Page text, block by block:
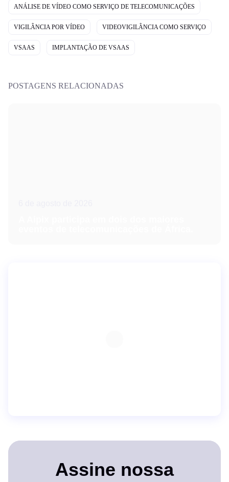
ANÁLISE DE VÍDEO COMO SERVIÇO DE TELECOMUNICAÇÕES
VIGILÂNCIA POR VÍDEO VIDEOVIGILÂNCIA COMO SERVIÇO
VSAAS IMPLANTAÇÃO DE VSAAS
POSTAGENS RELACIONADAS
Assine nossa